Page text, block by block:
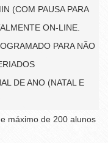
(COM PAUSA PARA
ON-LINE.
PARA NÃO
DE ANO (NATAL E
máximo de 200 alunos